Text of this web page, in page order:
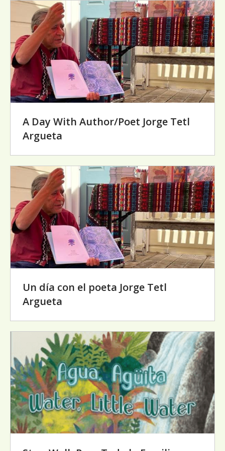
A Day With Author/Poet Jorge Tetl
Argueta
Un día con el poeta Jorge Tetl
Argueta